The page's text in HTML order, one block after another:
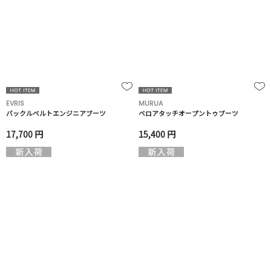
EVRIS
バックルベルトエンジニアブーツ
17,700 円
MURUA
ベロアタッチオープントゥブーツ
15,400 円